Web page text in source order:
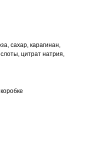
сахар, карагинан,
цитрат натрия,